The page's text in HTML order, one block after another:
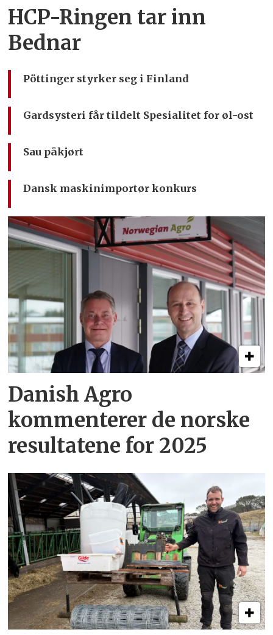
HCP-Ringen tar inn
Bednar
Pöttinger styrker seg i Finland
Gardsysteri får tildelt Spesialitet for øl-ost
Sau påkjørt
Dansk maskinimportør konkurs
Danish Agro
kommenterer de norske
resultatene for 2025